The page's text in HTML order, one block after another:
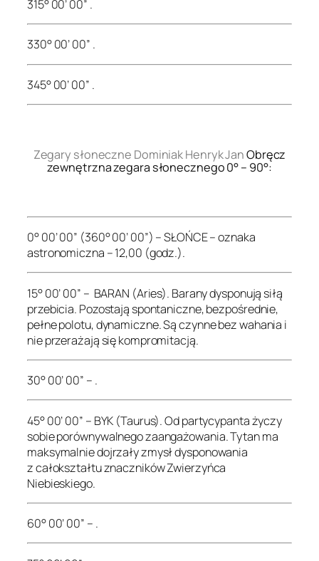
315° 00’ 00” .
330° 00’ 00” .
345° 00’ 00” .
Zegary słoneczne Dominiak Henryk JanObręcz
zewnętrzna zegara słonecznego 0° – 90°:
0° 00’ 00” (360° 00’ 00”) – SŁOŃCE – oznaka
astronomiczna – 12,00 (godz.).
15° 00’ 00” – BARAN (Aries). Barany dysponują siłą
przebicia. Pozostają spontaniczne, bezpośrednie,
pełne polotu, dynamiczne. Są czynne bez wahania i
nie przerażają się kompromitacją.
30° 00’ 00” – .
45° 00’ 00” – BYK (Taurus). Od partycypanta życzy
sobie porównywalnego zaangażowania. Tytan ma
maksymalnie dojrzały zmysł dysponowania
z całokształtu znaczników Zwierzyńca
Niebieskiego.
60° 00’ 00” – .